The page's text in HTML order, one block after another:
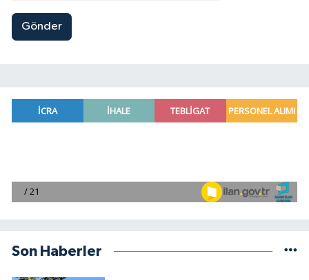
Gönder
Son Haberler